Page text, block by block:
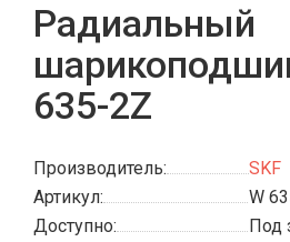
Радиальный
635-2Z
Производитель:
SKF
Артикул:
W
Доступно:
Под